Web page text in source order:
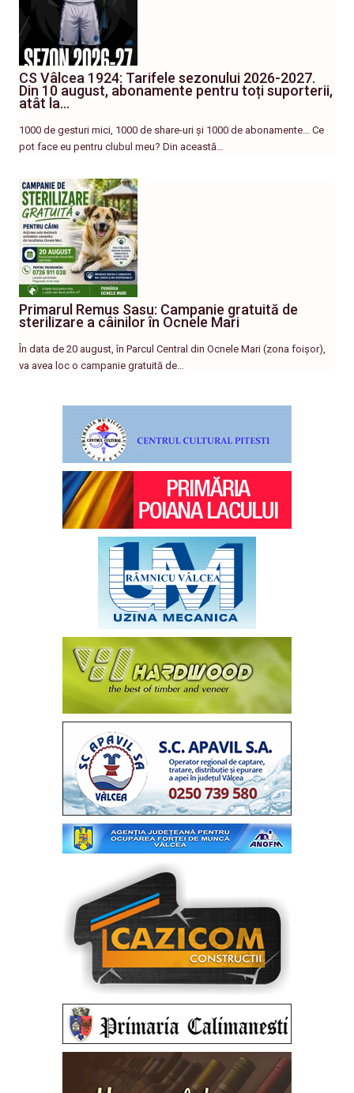
CS Vâlcea 1924: Tarifele sezonului 2026-2027.
Din 10 august, abonamente pentru toți suporterii,
atât la…
1000 de gesturi mici, 1000 de share-uri și 1000 de abonamente… Ce
pot face eu pentru clubul meu? Din această…
Primarul Remus Sasu: Campanie gratuită de
sterilizare a câinilor în Ocnele Mari
În data de 20 august, în Parcul Central din Ocnele Mari (zona foișor),
va avea loc o campanie gratuită de…